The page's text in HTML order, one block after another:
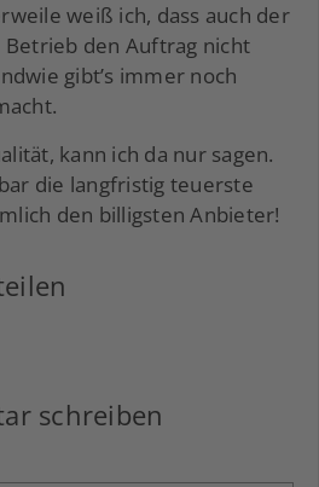
weiß ich, dass auch der
den Auftrag nicht
gibt’s immer noch
kann ich da nur sagen.
die langfristig teuerste
den billigsten Anbieter!
schreiben